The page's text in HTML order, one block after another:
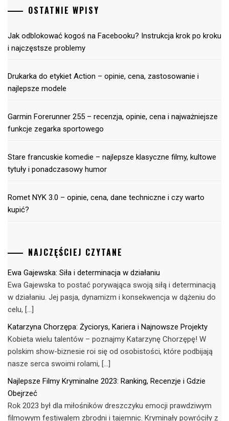
OSTATNIE WPISY
Jak odblokować kogoś na Facebooku? Instrukcja krok po kroku
i najczęstsze problemy
Drukarka do etykiet Action – opinie, cena, zastosowanie i
najlepsze modele
Garmin Forerunner 255 – recenzja, opinie, cena i najważniejsze
funkcje zegarka sportowego
Stare francuskie komedie – najlepsze klasyczne filmy, kultowe
tytuły i ponadczasowy humor
Romet NYK 3.0 – opinie, cena, dane techniczne i czy warto
kupić?
NAJCZĘŚCIEJ CZYTANE
Ewa Gajewska: Siła i determinacja w działaniu
Ewa Gajewska to postać porywająca swoją siłą i determinacją
w działaniu. Jej pasja, dynamizm i konsekwencja w dążeniu do
celu, […]
Katarzyna Chorzępa: Życiorys, Kariera i Najnowsze Projekty
Kobieta wielu talentów – poznajmy Katarzynę Chorzępę! W
polskim show-biznesie roi się od osobistości, które podbijają
nasze serca swoimi rolami, […]
Najlepsze Filmy Kryminalne 2023: Ranking, Recenzje i Gdzie
Obejrzeć
Rok 2023 był dla miłośników dreszczyku emocji prawdziwym
filmowym festiwalem zbrodni i tajemnic. Kryminały powróciły z